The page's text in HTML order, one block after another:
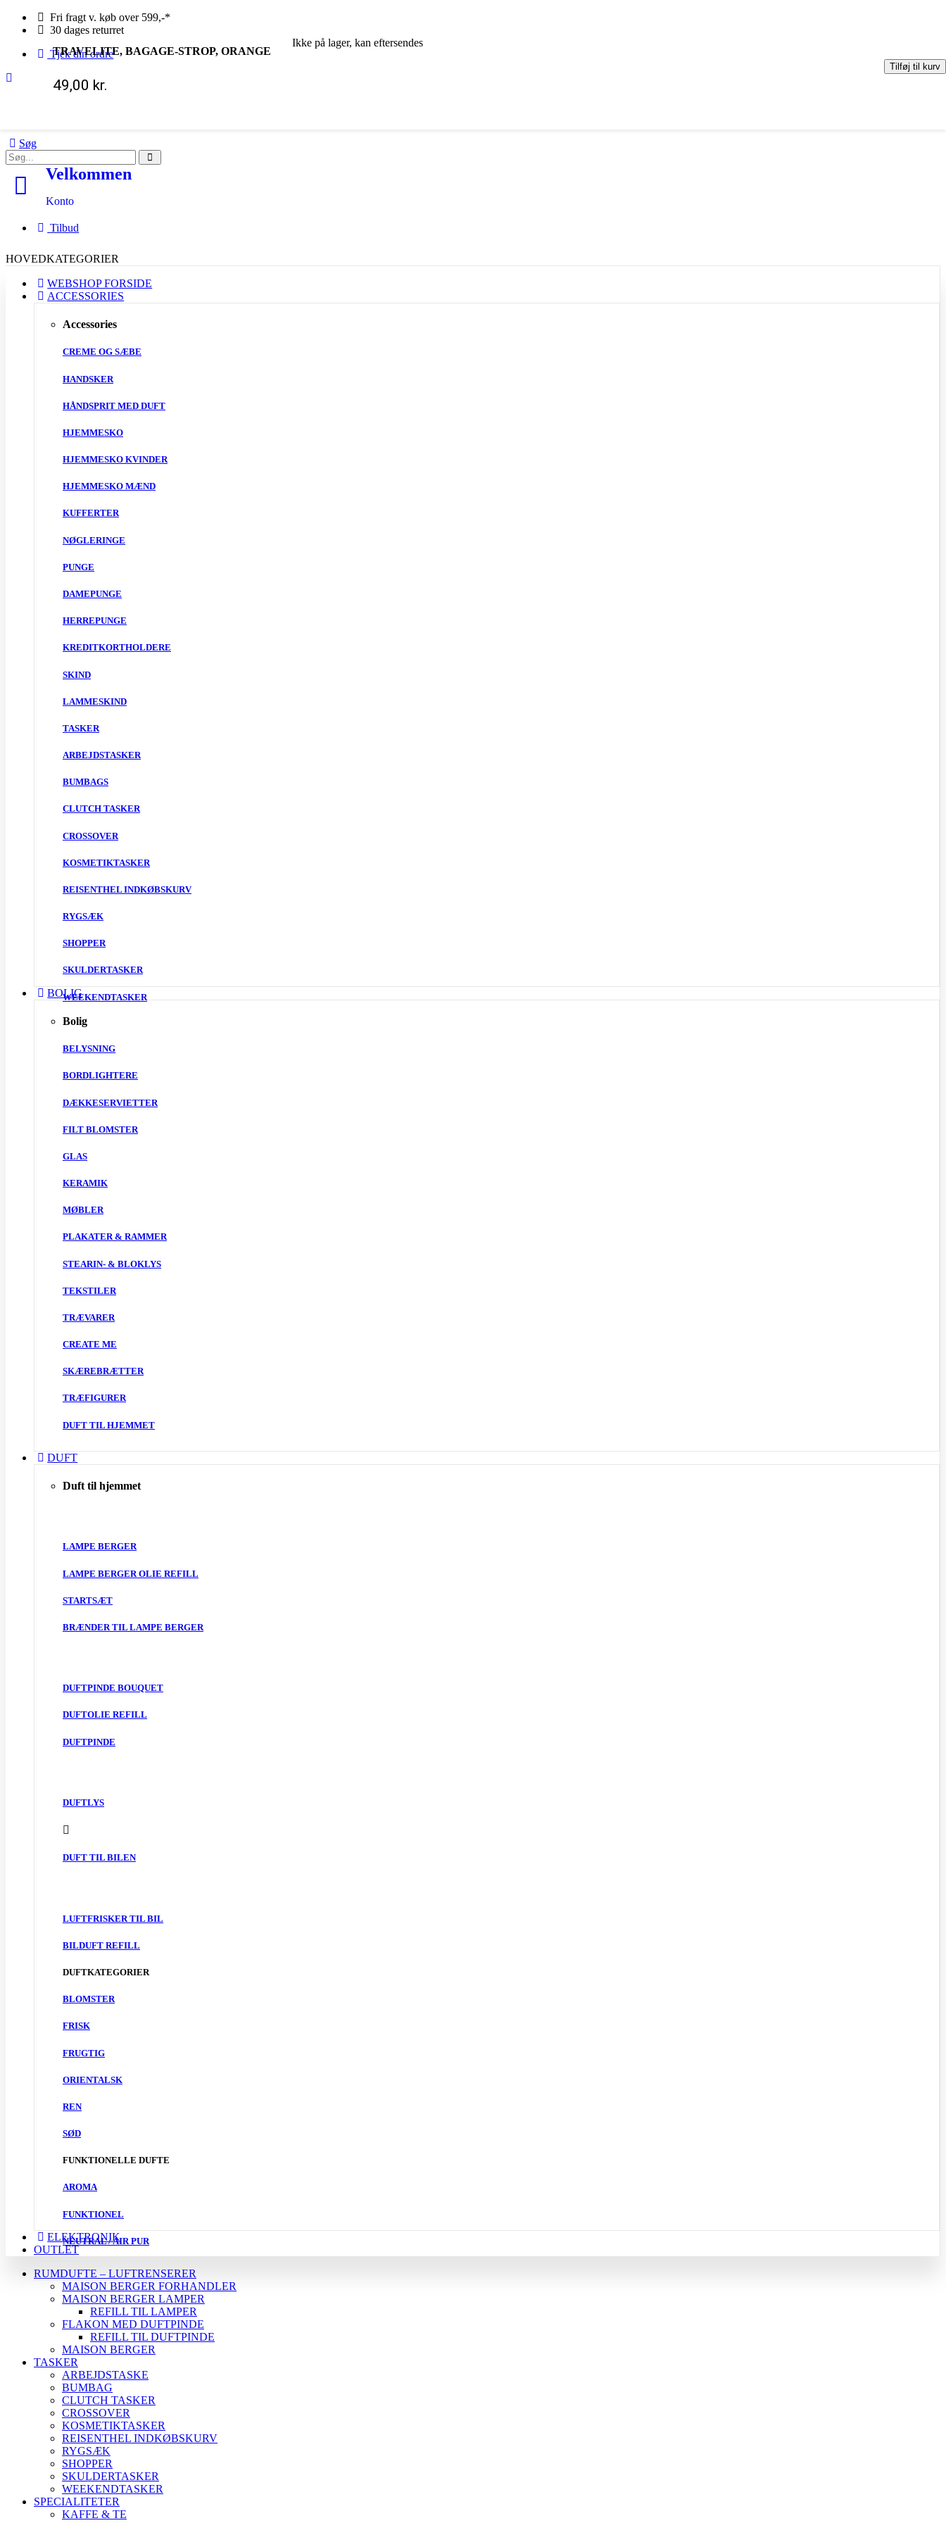
Fri fragt v. køb over 599,-*
30 dages returret
Tjek din ordre
Søg
Velkommen
Konto
Tilbud
HOVEDKATEGORIER
WEBSHOP FORSIDE
ACCESSORIES
Accessories
CREME OG SÆBE
HANDSKER
HÅNDSPRIT MED DUFT
HJEMMESKO
HJEMMESKO KVINDER
HJEMMESKO MÆND
KUFFERTER
NØGLERINGE
PUNGE
DAMEPUNGE
HERREPUNGE
KREDITKORTHOLDERE
SKIND
LAMMESKIND
TASKER
ARBEJDSTASKER
BUMBAGS
CLUTCH TASKER
CROSSOVER
KOSMETIKTASKER
REISENTHEL INDKØBSKURV
RYGSÆK
SHOPPER
SKULDERTASKER
WEEKENDTASKER
BOLIG
Bolig
BELYSNING
BORDLIGHTERE
DÆKKESERVIETTER
FILT BLOMSTER
GLAS
KERAMIK
MØBLER
PLAKATER & RAMMER
STEARIN- & BLOKLYS
TEKSTILER
TRÆVARER
CREATE ME
SKÆREBRÆTTER
TRÆFIGURER
DUFT TIL HJEMMET
DUFT
Duft til hjemmet
LAMPE BERGER
LAMPE BERGER OLIE REFILL
STARTSÆT
BRÆNDER TIL LAMPE BERGER
DUFTPINDE BOUQUET
DUFTOLIE REFILL
DUFTPINDE
DUFTLYS
DUFT TIL BILEN
LUFTFRISKER TIL BIL
BILDUFT REFILL
DUFTKATEGORIER
BLOMSTER
FRISK
FRUGTIG
ORIENTALSK
REN
SØD
FUNKTIONELLE DUFTE
AROMA
FUNKTIONEL
NEUTRAL / AIR PUR
ELEKTRONIK
OUTLET
RUMDUFTE – LUFTRENSERER
MAISON BERGER FORHANDLER
MAISON BERGER LAMPER
REFILL TIL LAMPER
FLAKON MED DUFTPINDE
REFILL TIL DUFTPINDE
MAISON BERGER
TASKER
ARBEJDSTASKE
BUMBAG
CLUTCH TASKER
CROSSOVER
KOSMETIKTASKER
REISENTHEL INDKØBSKURV
RYGSÆK
SHOPPER
SKULDERTASKER
WEEKENDTASKER
SPECIALITETER
KAFFE & TE
TRAVELITE, BAGAGE-STROP, ORANGE
49,00 kr.
Ikke på lager, kan eftersendes
Tilføj til kurv